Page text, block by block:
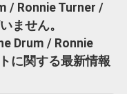
/ Ronnie Turner /
ません。
Drum / Ronnie
に関する最新情報